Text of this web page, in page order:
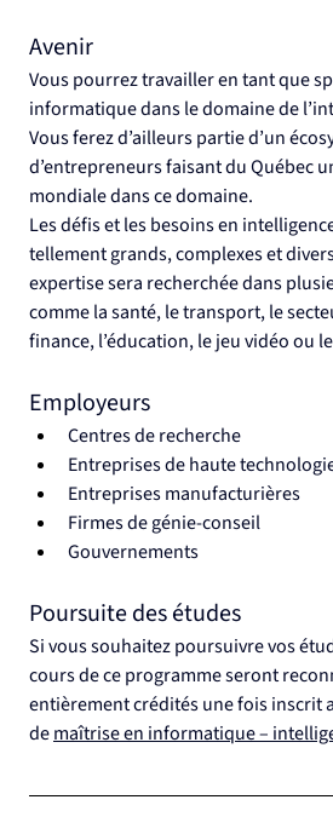
Avenir
Vous pourrez travailler en tant que
informatique dans le domaine de
Vous ferez d’ailleurs partie d’un
d’entrepreneurs faisant du Québec
mondiale dans ce domaine.
Les défis et les besoins en
tellement grands, complexes et
expertise sera recherchée dans
comme la santé, le transport, le
finance, l’éducation, le jeu vidéo ou
Employeurs
Centres de recherche
Entreprises de haute
Entreprises manufacturières
Firmes de génie-conseil
Gouvernements
Poursuite des études
Si vous souhaitez poursuivre vos
cours de ce programme seront
entièrement crédités une fois inscrit
de maîtrise en informatique –